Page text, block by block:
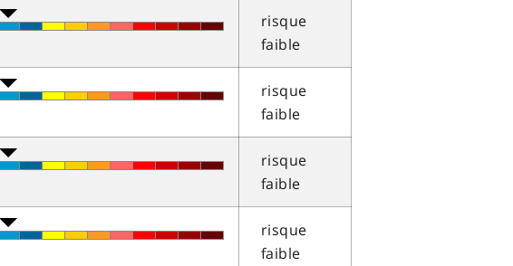
risque
faible
risque
faible
risque
faible
risque
faible